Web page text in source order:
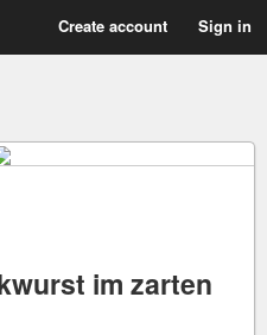
Create account Sign in
im zarten